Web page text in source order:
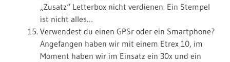
„Zusatz“ Letterbox nicht verdienen. Ein Stempel
ist nicht alles…
Verwendest du einen GPSr oder ein Smartphone?
Angefangen haben wir mit einem Etrex 10, im
Moment haben wir im Einsatz ein 30x und ein